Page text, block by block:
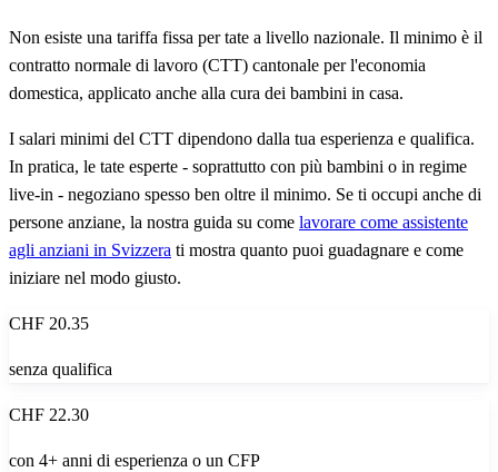
Non esiste una tariffa fissa per tate a livello nazionale. Il minimo è il
contratto normale di lavoro (CTT) cantonale per l'economia
domestica, applicato anche alla cura dei bambini in casa.
I salari minimi del CTT dipendono dalla tua esperienza e qualifica.
In pratica, le tate esperte - soprattutto con più bambini o in regime
live-in - negoziano spesso ben oltre il minimo. Se ti occupi anche di
persone anziane, la nostra guida su come lavorare come assistente
agli anziani in Svizzera ti mostra quanto puoi guadagnare e come
iniziare nel modo giusto.
CHF 20.35
senza qualifica
CHF 22.30
con 4+ anni di esperienza o un CFP